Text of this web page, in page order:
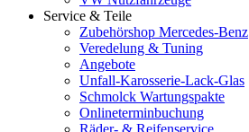
Service & Teile
Zubehörshop Mercedes-Benz
Veredelung & Tuning
Angebote
Unfall-Karosserie-Lack-Glas
Schmolck Wartungspakte
Onlineterminbuchung